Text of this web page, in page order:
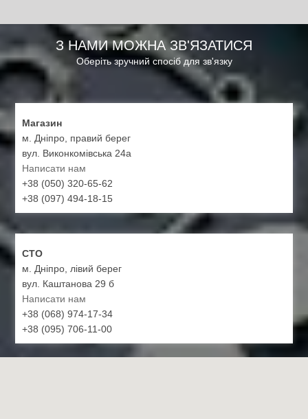
З НАМИ МОЖНА ЗВ'ЯЗАТИСЯ
Оберіть зручний спосіб для зв'язку
Магазин
м. Дніпро, правий берег
вул. Виконкомівська 24а
Написати нам
+38 (050) 320-65-62
+38 (097) 494-18-15
СТО
м. Дніпро, лівий берег
вул. Каштанова 29 б
Написати нам
+38 (068) 974-17-34
+38 (095) 706-11-00